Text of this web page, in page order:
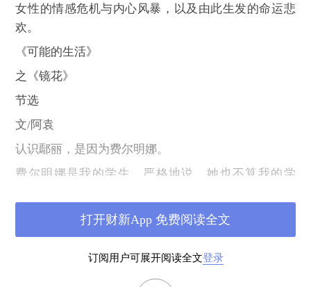
女性的情感危机与内心风暴，以及由此生发的命运悲
欢。
《可能的生活》
之《镜花》
节选
文/阿袁
认识鄢丽，是因为费尔明娜。
费尔明娜是我的学生，严格地说，她也不算我的学
的。有一天，我们系的孟教授打来电话说，他的外甥
女，在政府某机关工作的，特别爱好文学，想旁听中
学作品选读对她比较合适，不知能否让他外甥女旁听
订阅用户可展开阅读全文登录
打开财新App 免费阅读全文